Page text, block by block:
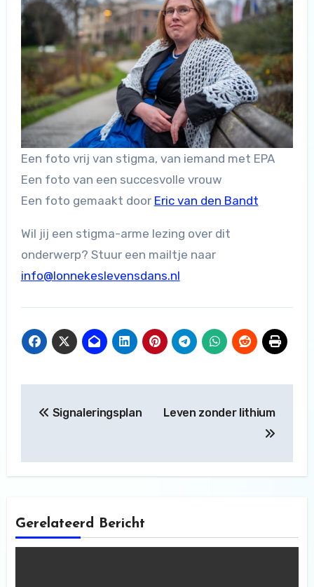
Een foto vrij van stigma, van iemand met EPA
Een foto van een succesvolle vrouw
Een foto gemaakt door Eric van den Bandt
Wil jij een stigma-arme lezing over dit
onderwerp? Stuur een mailtje naar
info@lonnekeslevensdans.nl
navigatie
Signaleringsplan Leven zonder lithium
Gerelateerd Bericht